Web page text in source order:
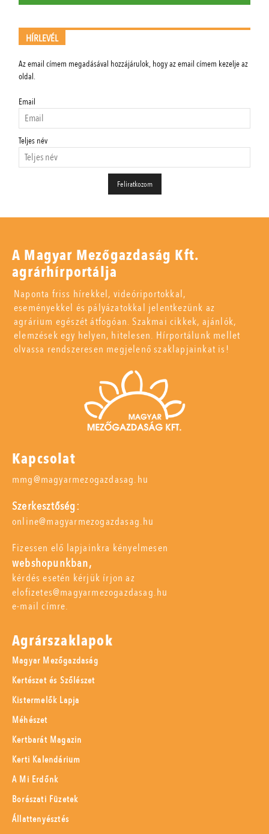
HÍRLEVÉL
Az email címem megadásával hozzájárulok, hogy az email címem kezelje az
oldal.
Email
Teljes név
A Magyar Mezőgazdaság Kft.
agrárhírportálja
Naponta friss hírekkel, videóriportokkal,
eseményekkel és pályázatokkal jelentkezünk az
agrárium egészét átfogóan. Szakmai cikkek, ajánlók,
elemzések egy helyen, hitelesen. Hírportálunk mellet
olvassa rendszeresen megjelenő szaklapjainkat is!
Kapcsolat
mmg@magyarmezogazdasag.hu
Szerkesztőség:
online@magyarmezogazdasag.hu
Fizessen elő lapjainkra kényelmesen
webshopunkban,
kérdés esetén kérjük írjon az
elofizetes@magyarmezogazdasag.hu
e-mail címre.
Agrárszaklapok
Magyar Mezőgazdaság
Kertészet és Szőlészet
Kistermelők Lapja
Méhészet
Kertbarát Magazin
Kerti Kalendárium
A Mi Erdőnk
Borászati Füzetek
Állattenyésztés